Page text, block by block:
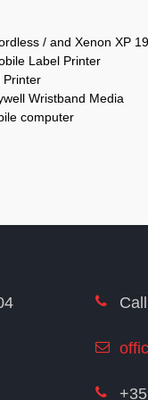
/ and Xenon XP
Label Printer
Printer
Wristband Media
computer